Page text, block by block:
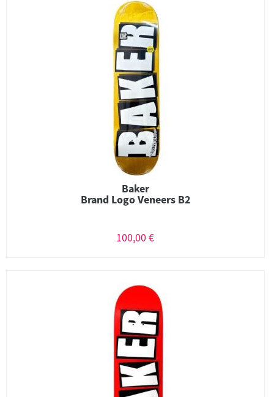
Baker
Brand Logo Veneers B2
100,00 €